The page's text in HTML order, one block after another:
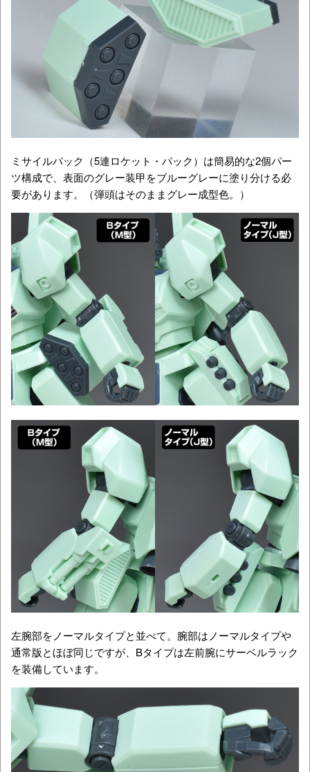
ミサイルパック（5連ロケット・パック）は簡易的な2個パー
ツ構成で、表面のグレー装甲をブルーグレーに塗り分ける必
要があります。（弾頭はそのままグレー成型色。）
左腕部をノーマルタイプと並べて。腕部はノーマルタイプや
通常版とほぼ同じですが、Bタイプは左前腕にサーベルラック
を装備しています。